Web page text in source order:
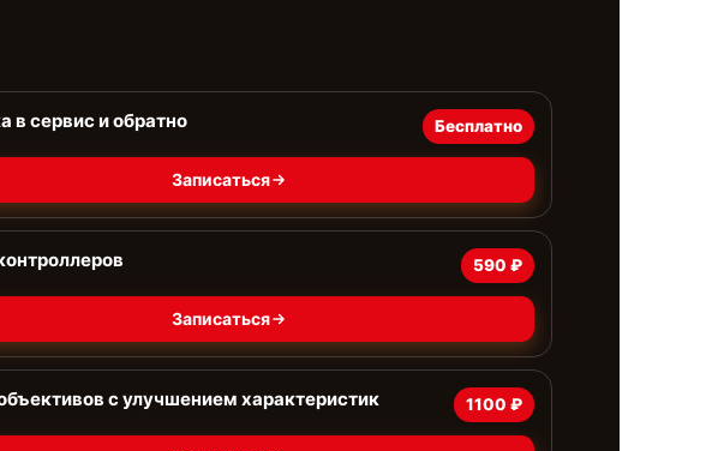
в сервис и обратно Бесплатно
Записаться
590 ₽
Записаться
с улучшением характеристик 1100 ₽